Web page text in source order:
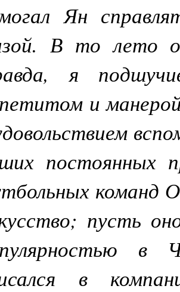
Ян
В то лето
я
и
постоянных
команд
пусть
в
в